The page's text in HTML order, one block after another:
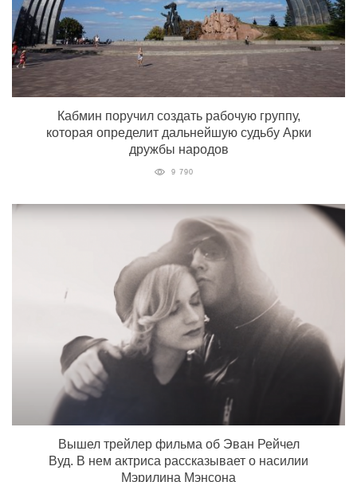
Кабмин поручил создать рабочую группу,
которая определит дальнейшую судьбу Арки
дружбы народов
9 790
Вышел трейлер фильма об Эван Рейчел
Вуд. В нем актриса рассказывает о насилии
Мэрилина Мэнсона